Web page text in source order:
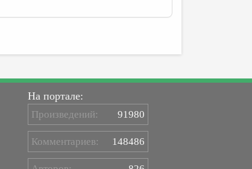
На портале:
Произведений: 91980
Комментариев: 148486